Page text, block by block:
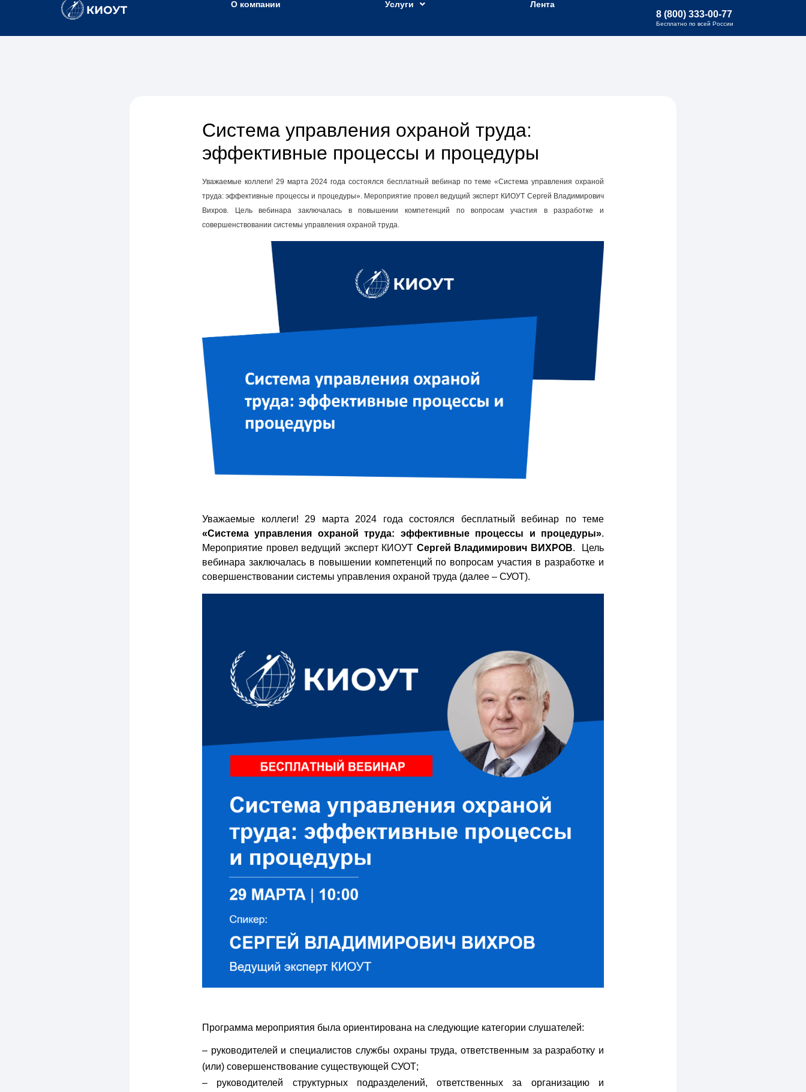
О компании Услуги Лента
8 (800) 333-00-77
Бесплатно по всей России
Система управления охраной труда:
эффективные процессы и процедуры
Уважаемые коллеги! 29 марта 2024 года состоялся бесплатный вебинар по теме «Система управления охраной
труда: эффективные процессы и процедуры». Мероприятие провел ведущий эксперт КИОУТ Сергей Владимирович
Вихров. Цель вебинара заключалась в повышении компетенций по вопросам участия в разработке и
совершенствовании системы управления охраной труда.
Уважаемые коллеги! 29 марта 2024 года состоялся бесплатный вебинар по теме
«Система управления охраной труда: эффективные процессы и процедуры».
Мероприятие провел ведущий эксперт КИОУТ Сергей Владимирович ВИХРОВ. Цель
вебинара заключалась в повышении компетенций по вопросам участия в разработке и
совершенствовании системы управления охраной труда (далее – СУОТ).
Программа мероприятия была ориентирована на следующие категории слушателей:
– руководителей и специалистов службы охраны труда, ответственным за разработку и
(или) совершенствование существующей СУОТ;
– руководителей структурных подразделений, ответственных за организацию и